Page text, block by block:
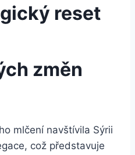
reset
změn
mlčení navštívila Sýrii
což představuje